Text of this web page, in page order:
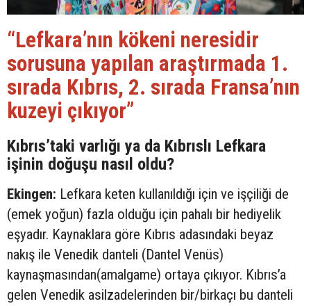
“Lefkara’nın kökeni neresidir
sorusuna yapılan araştırmada 1.
sırada Kıbrıs, 2. sırada Fransa’nın
kuzeyi çıkıyor”
Kıbrıs’taki varlığı ya da Kıbrıslı Lefkara
işinin doğuşu nasıl oldu?
Ekingen: Lefkara keten kullanıldığı için ve işçiliği de
(emek yoğun) fazla olduğu için pahalı bir hediyelik
eşyadır. Kaynaklara göre Kıbrıs adasındaki beyaz
nakış ile Venedik danteli (Dantel Venüs)
kaynaşmasından(amalgame) ortaya çıkıyor. Kıbrıs’a
gelen Venedik asilzadelerinden bir/birkaçı bu danteli